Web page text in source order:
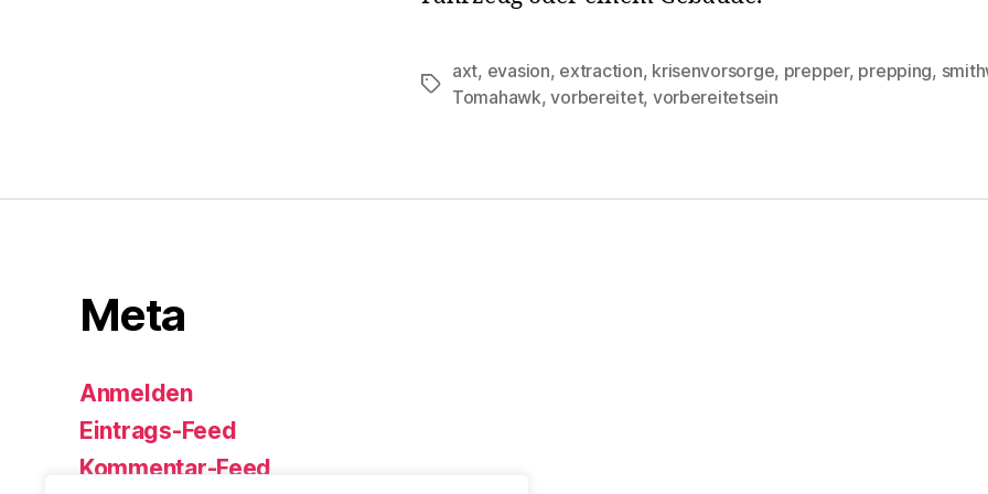
Schlagwörter
axt, evasion, extraction, krisenvorsorge, prepper, prepping,
Tomahawk,vorbereitet, vorbereitetsein
Meta
Anmelden
Eintrags-Feed
Kommentar-Feed